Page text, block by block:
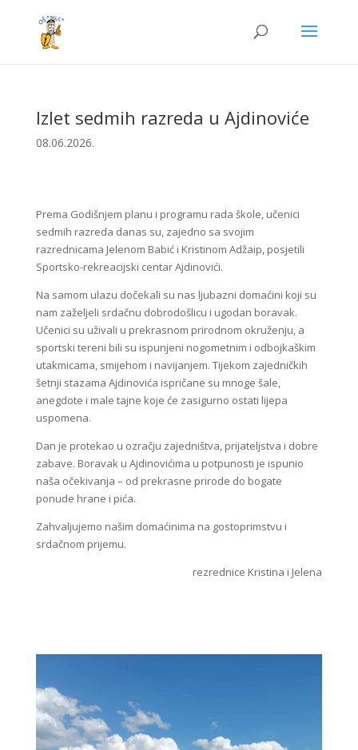
Izlet sedmih razreda u Ajdinoviće
08.06.2026.
Prema Godišnjem planu i programu rada škole, učenici
sedmih razreda danas su, zajedno sa svojim
razrednicama Jelenom Babić i Kristinom Adžaip, posjetili
Sportsko-rekreacijski centar Ajdinovići.
Na samom ulazu dočekali su nas ljubazni domaćini koji su
nam zaželjeli srdačnu dobrodošlicu i ugodan boravak.
Učenici su uživali u prekrasnom prirodnom okruženju, a
sportski tereni bili su ispunjeni nogometnim i odbojkaškim
utakmicama, smijehom i navijanjem. Tijekom zajedničkih
šetnji stazama Ajdinovića ispričane su mnoge šale,
anegdote i male tajne koje će zasigurno ostati lijepa
uspomena.
Dan je protekao u ozračju zajedništva, prijateljstva i dobre
zabave. Boravak u Ajdinovićima u potpunosti je ispunio
naša očekivanja – od prekrasne prirode do bogate
ponude hrane i pića.
Zahvaljujemo našim domaćinima na gostoprimstvu i
srdačnom prijemu.
rezrednice Kristina i Jelena